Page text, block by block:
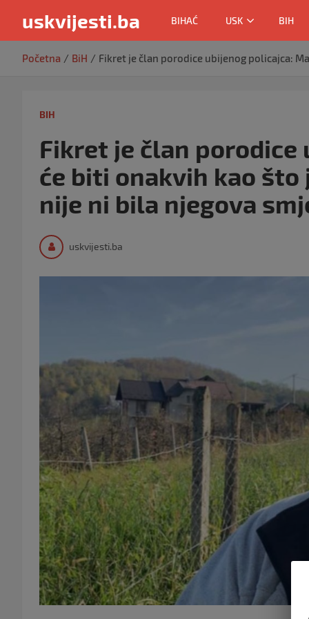
uskvijesti.ba BIHAĆ USK BIH
Početna BiH Fikret je član porodice ubijenog policajca:
BIH
Fikret je član porodice
će biti onakvih kao što
nije ni bila njegova
uskvijesti.ba